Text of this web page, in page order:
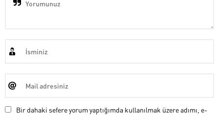
Bir dahaki sefere yorum yaptığımda kullanılmak üzere adımı, e-